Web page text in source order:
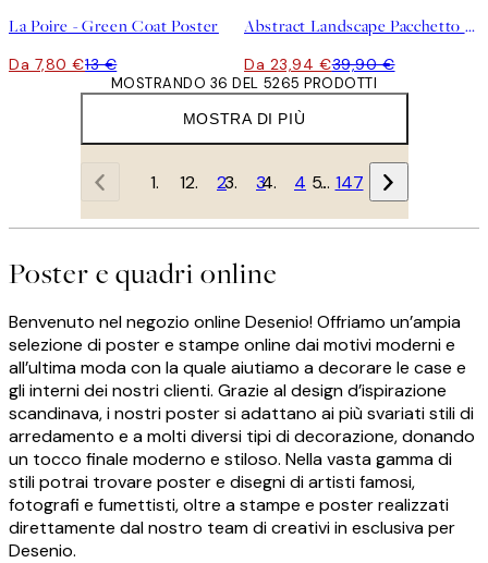
La Poire - Green Coat Poster
Da 7,80 €13 €
Abstract Landscape Pacchetto di Poster
Da 23,94 €39,90 €
MOSTRA DI PIÙ
MOSTRANDO 36 DEL 5265 PRODOTTI
1 2 3 4 … 147
Poster e quadri online
Benvenuto nel negozio online Desenio! Offriamo un’ampia
selezione di poster e stampe online dai motivi moderni e
all’ultima moda con la quale aiutiamo a decorare le case e
gli interni dei nostri clienti. Grazie al design d’ispirazione
scandinava, i nostri poster si adattano ai più svariati stili di
arredamento e a molti diversi tipi di decorazione, donando
un tocco finale moderno e stiloso. Nella vasta gamma di
stili potrai trovare poster e disegni di artisti famosi,
fotografi e fumettisti, oltre a stampe e poster realizzati
direttamente dal nostro team di creativi in esclusiva per
Desenio.